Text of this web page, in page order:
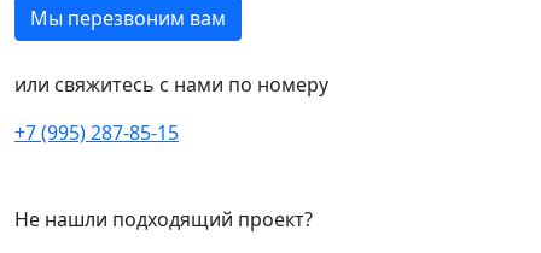
Мы перезвоним вам
или свяжитесь с нами по номеру
+7 (995) 287-85-15
Не нашли подходящий проект?